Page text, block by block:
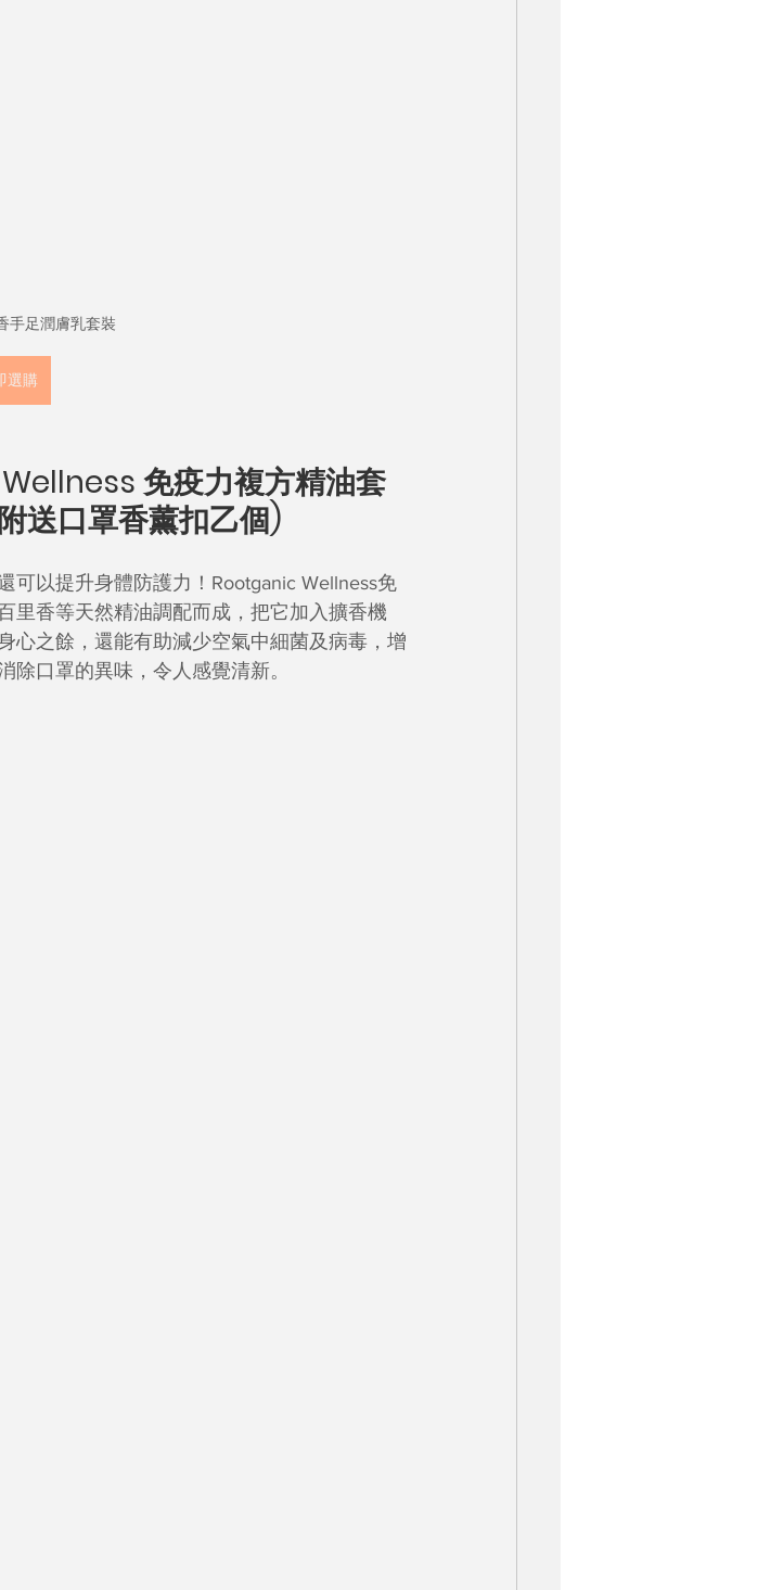
手足潤膚乳套裝
選購
免疫力複方精油套
送口罩香薰扣乙個)
可以提升身體防護力！Rootganic Wellness免
里香等天然精油調配而成，把它加入擴香機
心之餘，還能有助減少空氣中細菌及病毒，增
口罩的異味，令人感覺清新。